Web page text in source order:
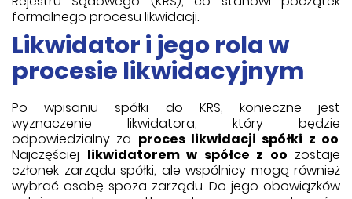
formalnego procesu likwidacji.
Likwidator i jego rola w
procesie likwidacyjnym
Po wpisaniu spółki do KRS, konieczne jest
wyznaczenie likwidatora, który będzie
odpowiedzialny za proces likwidacji spółki z oo.
Najczęściej likwidatorem w spółce z oo zostaje
członek zarządu spółki, ale wspólnicy mogą również
wybrać osobę spoza zarządu. Do jego obowiązków